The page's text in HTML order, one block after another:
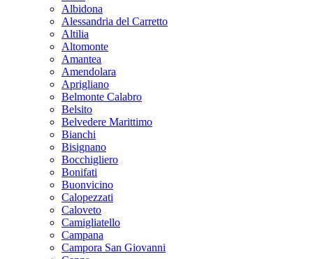
Albidona
Alessandria del Carretto
Altilia
Altomonte
Amantea
Amendolara
Aprigliano
Belmonte Calabro
Belsito
Belvedere Marittimo
Bianchi
Bisignano
Bocchigliero
Bonifati
Buonvicino
Calopezzati
Caloveto
Camigliatello
Campana
Campora San Giovanni